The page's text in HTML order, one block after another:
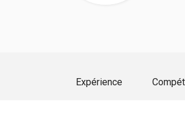
Expérience